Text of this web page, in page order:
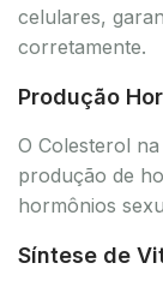
celulares,
corretamente.
Produção
O Colesterol
produção de
hormônios
Síntese de